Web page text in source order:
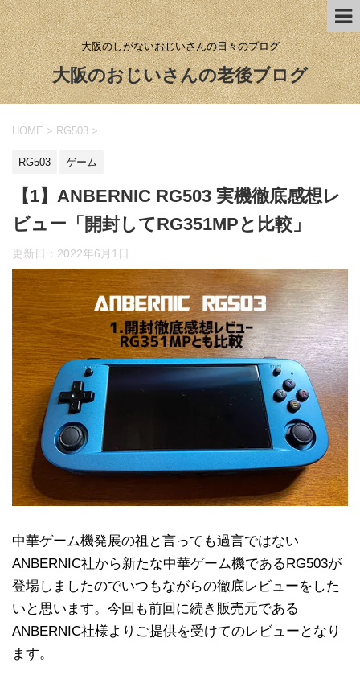
大阪のしがないおじいさんの日々のブログ
大阪のおじいさんの老後ブログ
HOME > RG503 >
RG503 ゲーム
【1】ANBERNIC RG503 実機徹底感想レ
ビュー「開封してRG351MPと比較」
更新日： 2022年6月1日
中華ゲーム機発展の祖と言っても過言ではない
ANBERNIC社から新たな中華ゲーム機であるRG503が
登場しましたのでいつもながらの徹底レビューをした
いと思います。今回も前回に続き販売元である
ANBERNIC社様よりご提供を受けてのレビューとなり
ます。